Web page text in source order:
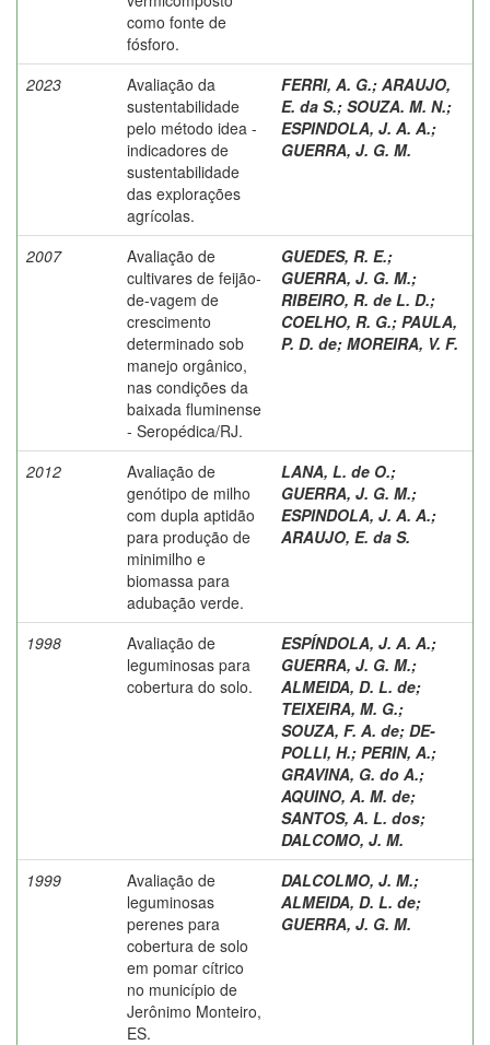
como fonte de
fósforo.
2023
Avaliação da
sustentabilidade
pelo método idea -
indicadores de
sustentabilidade
das explorações
agrícolas.
FERRI, A. G.; ARAUJO,
E. da S.; SOUZA. M. N.;
ESPINDOLA, J. A. A.;
GUERRA, J. G. M.
2007
Avaliação de
cultivares de feijão-
de-vagem de
crescimento
determinado sob
manejo orgânico,
nas condições da
baixada fluminense
- Seropédica/RJ.
GUEDES, R. E.;
GUERRA, J. G. M.;
RIBEIRO, R. de L. D.;
COELHO, R. G.; PAULA,
P. D. de; MOREIRA, V. F.
2012
Avaliação de
genótipo de milho
com dupla aptidão
para produção de
minimilho e
biomassa para
adubação verde.
LANA, L. de O.;
GUERRA, J. G. M.;
ESPINDOLA, J. A. A.;
ARAUJO, E. da S.
1998
Avaliação de
leguminosas para
cobertura do solo.
ESPÍNDOLA, J. A. A.;
GUERRA, J. G. M.;
ALMEIDA, D. L. de;
TEIXEIRA, M. G.;
SOUZA, F. A. de; DE-
POLLI, H.; PERIN, A.;
GRAVINA, G. do A.;
AQUINO, A. M. de;
SANTOS, A. L. dos;
DALCOMO, J. M.
1999
Avaliação de
leguminosas
perenes para
cobertura de solo
em pomar cítrico
no município de
Jerônimo Monteiro,
ES.
DALCOLMO, J. M.;
ALMEIDA, D. L. de;
GUERRA, J. G. M.